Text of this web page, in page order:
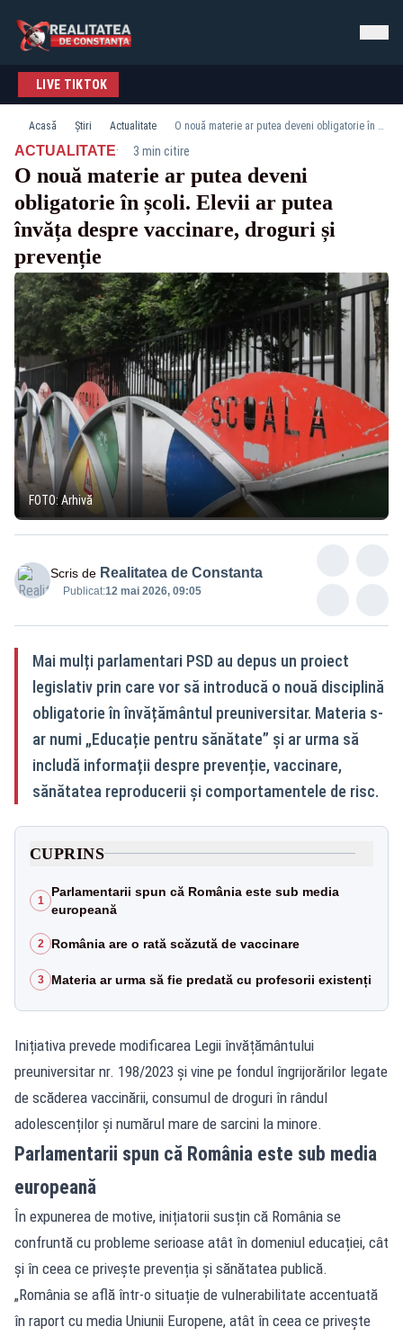
LIVE TIKTOK
Acasă Știri Actualitate O nouă materie ar putea deveni obligatorie în școli. Elevii ar putea învăța despre vaccinare, droguri și prevenție
ACTUALITATE· 3 min citire
O nouă materie ar putea deveni
obligatorie în școli. Elevii ar putea
învăța despre vaccinare, droguri și
prevenție
FOTO: Arhivă
Scris de Realitatea de Constanta
Publicat:12 mai 2026, 09:05
Mai mulți parlamentari PSD au depus un proiect
legislativ prin care vor să introducă o nouă disciplină
obligatorie în învățământul preuniversitar. Materia s-
ar numi „Educație pentru sănătate” și ar urma să
includă informații despre prevenție, vaccinare,
sănătatea reproducerii și comportamentele de risc.
CUPRINS
1
Parlamentarii spun că România este sub media
europeană
2 România are o rată scăzută de vaccinare
3 Materia ar urma să fie predată cu profesorii existenți
Inițiativa prevede modificarea Legii învățământului
preuniversitar nr. 198/2023 și vine pe fondul îngrijorărilor legate
de scăderea vaccinării, consumul de droguri în rândul
adolescenților și numărul mare de sarcini la minore.
Parlamentarii spun că România este sub media
europeană
În expunerea de motive, inițiatorii susțin că România se
confruntă cu probleme serioase atât în domeniul educației, cât
și în ceea ce privește prevenția și sănătatea publică.
„România se află într-o situație de vulnerabilitate accentuată
în raport cu media Uniunii Europene, atât în ceea ce privește